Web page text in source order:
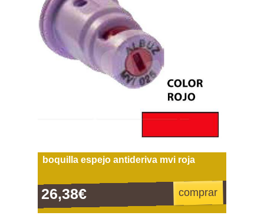
boquilla espejo antideriva mvi roja
26,38€ comprar